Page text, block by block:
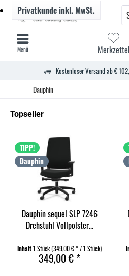
Kostenloser Versand ab €
Merkzettel
Privatkundeinkl. MwSt.
Menü
Dauphin
Topseller
TIPP!
Dauphin
Dauphin sequel SLP 7246
Drehstuhl Vollpolster...
Inhalt1 Stück(349,00 € * / 1 Stück)
349,00 € *